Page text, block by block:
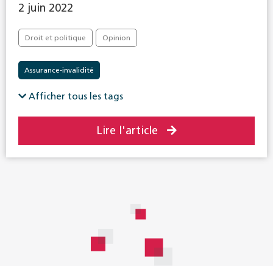
2 juin 2022
Droit et politique Opinion
Assurance-invalidité
Afficher tous les tags
Lire l'article